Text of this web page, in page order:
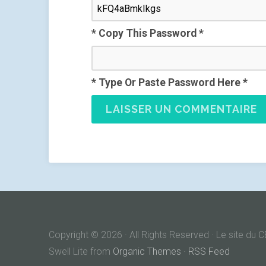
* Copy This Password *
* Type Or Paste Password Here *
Copyright © 2026 · All Rights Reserved · Le site du
Swell Lite from Organic Themes · RSS Feed